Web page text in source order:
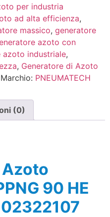
per industria
ad alta efficienza,
massico, generatore
azoto con
azoto industriale,
, Generatore di Azoto
Marchio: PNEUMATECH
(0)
90 HE